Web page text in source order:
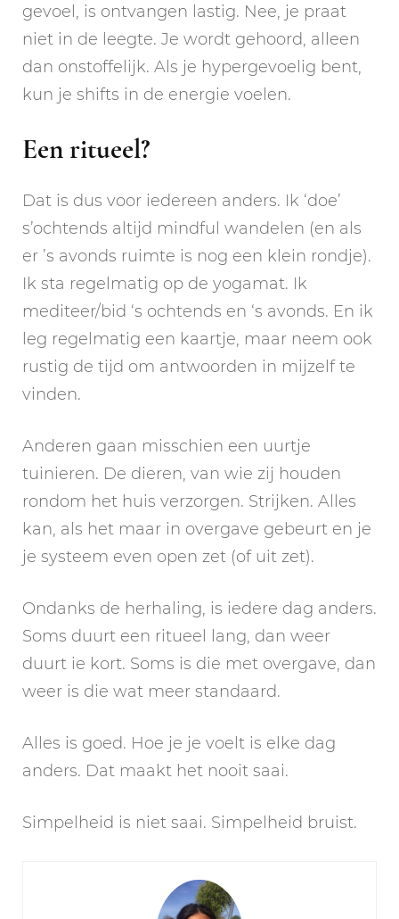
gevoel, is ontvangen lastig. Nee, je praat
niet in de leegte. Je wordt gehoord, alleen
dan onstoffelijk. Als je hypergevoelig bent,
kun je shifts in de energie voelen.
Een ritueel?
Dat is dus voor iedereen anders. Ik ‘doe’
s’ochtends altijd mindful wandelen (en als
er ’s avonds ruimte is nog een klein rondje).
Ik sta regelmatig op de yogamat. Ik
mediteer/bid ‘s ochtends en ‘s avonds. En ik
leg regelmatig een kaartje, maar neem ook
rustig de tijd om antwoorden in mijzelf te
vinden.
Anderen gaan misschien een uurtje
tuinieren. De dieren, van wie zij houden
rondom het huis verzorgen. Strijken. Alles
kan, als het maar in overgave gebeurt en je
je systeem even open zet (of uit zet).
Ondanks de herhaling, is iedere dag anders.
Soms duurt een ritueel lang, dan weer
duurt ie kort. Soms is die met overgave, dan
weer is die wat meer standaard.
Alles is goed. Hoe je je voelt is elke dag
anders. Dat maakt het nooit saai.
Simpelheid is niet saai. Simpelheid bruist.